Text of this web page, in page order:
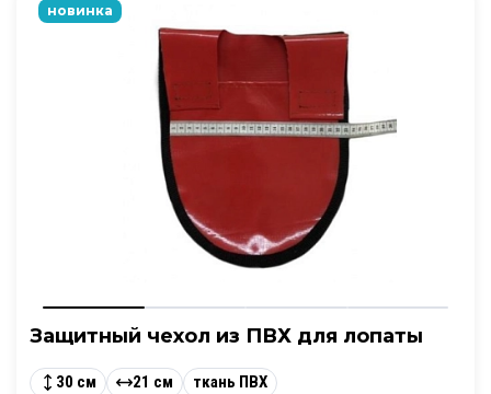
новинка
Защитный чехол из ПВХ для лопаты
30 см 21 см ткань ПВХ